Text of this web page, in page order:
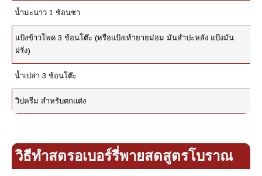
น้ำมะนาว 1 ช้อนชา
แป้งข้าวโพด 3 ช้อนโต๊ะ (หรือแป้งเท้ายายม่อม มันสำปะหลัง แป้งมัน
ฝรั่ง)
น้ำเปล่า 3 ช้อนโต๊ะ
วิปครีม สำหรับตกแต่ง
วิธีทำสตรอเบอร์รี่พายสดสูตรโบราณ